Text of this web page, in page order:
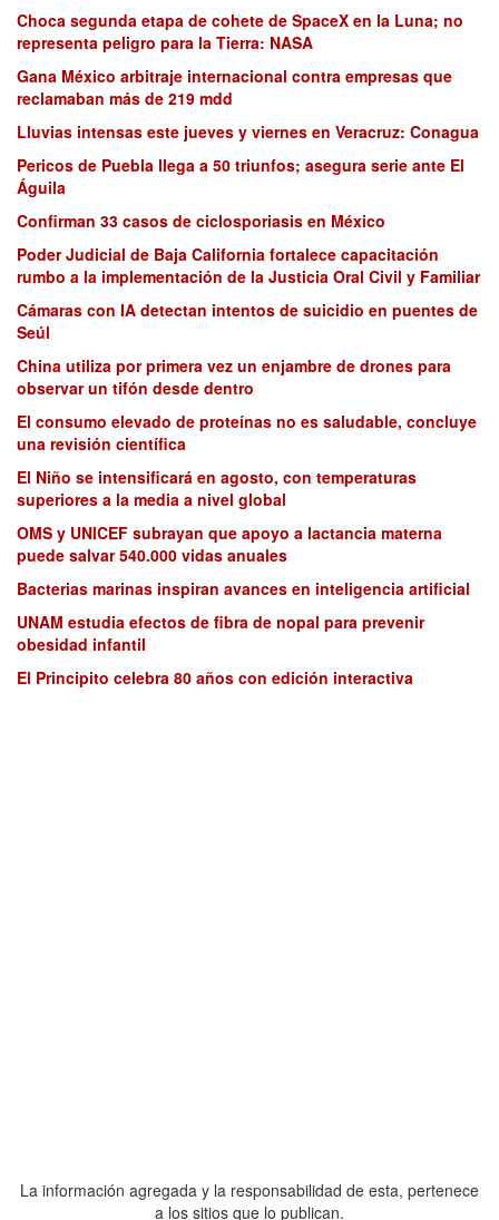
Choca segunda etapa de cohete de SpaceX en la Luna; no
representa peligro para la Tierra: NASA
Gana México arbitraje internacional contra empresas que
reclamaban más de 219 mdd
Lluvias intensas este jueves y viernes en Veracruz: Conagua
Pericos de Puebla llega a 50 triunfos; asegura serie ante El
Águila
Confirman 33 casos de ciclosporiasis en México
Poder Judicial de Baja California fortalece capacitación
rumbo a la implementación de la Justicia Oral Civil y Familiar
Cámaras con IA detectan intentos de suicidio en puentes de
Seúl
China utiliza por primera vez un enjambre de drones para
observar un tifón desde dentro
El consumo elevado de proteínas no es saludable, concluye
una revisión científica
El Niño se intensificará en agosto, con temperaturas
superiores a la media a nivel global
OMS y UNICEF subrayan que apoyo a lactancia materna
puede salvar 540.000 vidas anuales
Bacterias marinas inspiran avances en inteligencia artificial
UNAM estudia efectos de fibra de nopal para prevenir
obesidad infantil
El Principito celebra 80 años con edición interactiva
La información agregada y la responsabilidad de esta, pertenece
a los sitios que lo publican.